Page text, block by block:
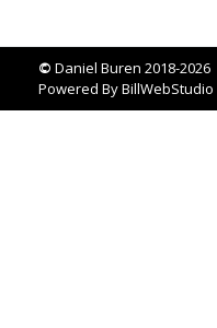
© Daniel Buren 2018-2026
Powered ByBillWebStudio